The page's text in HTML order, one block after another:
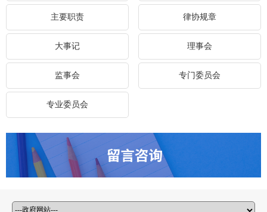
主要职责 律协规章
大事记 理事会
监事会 专门委员会
专业委员会